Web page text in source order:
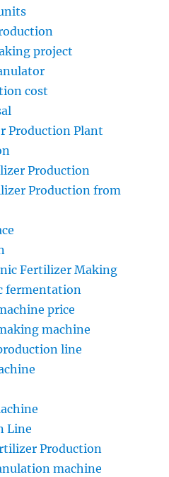
project
cost
Production Plant
Production
Production from
Fertilizer Making
fermentation
price
machine
line
Line
Production
machine